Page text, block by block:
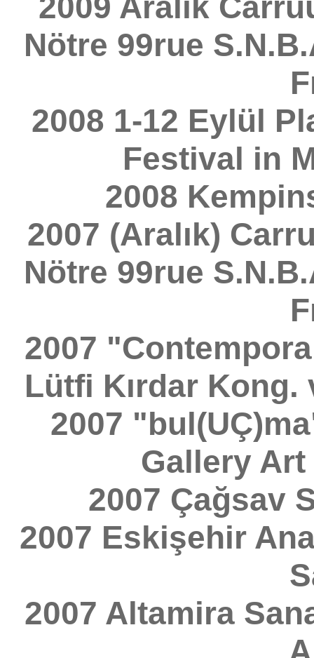
Nötre 99rue
2008 1-12 Eylül
Festival in
2008
2007 (Aralık)
Nötre 99rue
2007
Lütfi Kırdar Kong.
2007
Gallery
2007 Çağsav
2007 Eskişehir
2007 Altamira